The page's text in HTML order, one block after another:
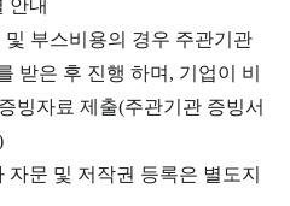
안내
부스비용의 경우 주관기관
받은 후 진행 하며, 기업이 비
빙자료 제출(주관기관 증빙서
문 및 저작권 등록은 별도지